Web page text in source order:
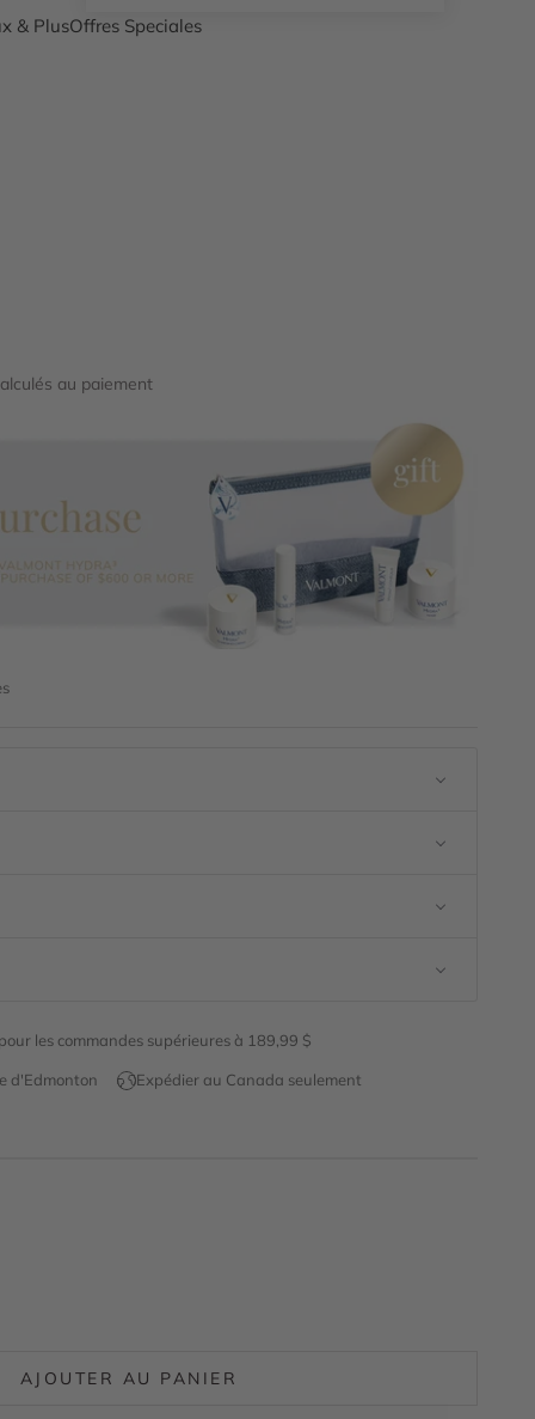
& PlusOffres Speciales
au paiement
les commandes supérieures à 189,99 $
d'Edmonton Expédier au Canada seulement
AJOUTER AU PANIER